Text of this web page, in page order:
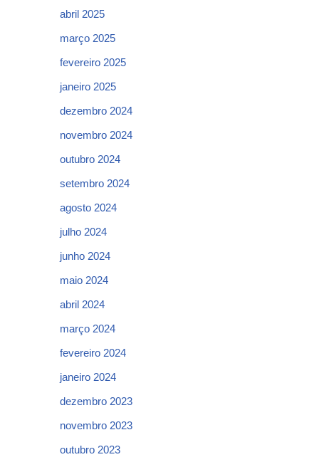
abril 2025
março 2025
fevereiro 2025
janeiro 2025
dezembro 2024
novembro 2024
outubro 2024
setembro 2024
agosto 2024
julho 2024
junho 2024
maio 2024
abril 2024
março 2024
fevereiro 2024
janeiro 2024
dezembro 2023
novembro 2023
outubro 2023